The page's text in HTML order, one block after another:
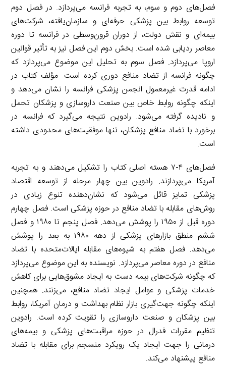
فصل‌های دوم و سوم، به تجربه فرانسه می‌پردازد. در فصل دوم
توسعه روابط بین پزشکی حرفه‌ای و سازمان‌یافته، شرکت‌های
بیمه‌ای و نقش دولت، از دوران قرون‌وسطی در فرانسه تا دوره
معاصر ردیابی شده است. بخش دوم این فصل نیز به تأثیر قوانین
اروپا می‌پردازد. فصل سوم به تحلیل این موضوع می‌پردازد که
چگونه فرانسه از تضاد منافع دوری کرده است. مؤلف کتاب در
ادامه قدرت غیرمعمول انجمن پزشکی فرانسه را نشان می‌دهد و
اینکه چگونه روابط خاص بین صنعت داروسازی و پزشکان تحمل
و نادیده گرفته می‌شود. رادوین نتیجه می‌گیرد که فرانسه در
برخورد با تضاد منافع پزشکان، تنها موفقیت‌های محدودی داشته
است.
فصل‌های ۴-۷ هسته اصلی کتاب را تشکیل می‌دهند و به تجربه
آمریکا می‌پردازند. رادوین بین چهار مرحله از توسعه اقتصاد
پزشکی تمایز قائل می‌شود که نشان‌دهنده تنوع زیادی در
روش‌های مقابله با تضاد منافع در حوزه پزشکی است. فصل چهارم
دوره قبل از ۱۹۵۰ را پوشش می‌دهد. فصل پنجم تا ۱۹۸۰ و فصل
ششم منطق بازارهای پزشکی از دهه ۱۹۸۰ به بعد را پوشش
می‌دهد. فصل هفتم به شیوه‌های مقابله ایالات‌متحده با تضاد
منافع در دوره معاصر می‌پردازد. نویسنده به این موضوع می‌پردازد
که چگونه شرکت‌های بیمه دست به ایجاد مشوق‌هایی برای کاهش
خدمات پزشکی و عوامل ایجاد تضاد منافع، می‌زنند. همچنین
اینکه چگونه جهت‌گیری بازار نظام بهداشت و درمان آمریکا، روابط
بین پزشکان و صنعت داروسازی را تقویت کرده است. رادوین
تنظیم مقررات فدرال در حوزه مراقبت‌های پزشکی و بیمه‌های
درمانی را جهت ایجاد یک رویکرد منسجم برای مقابله با تضاد
منافع پیشنهاد می‌کند.